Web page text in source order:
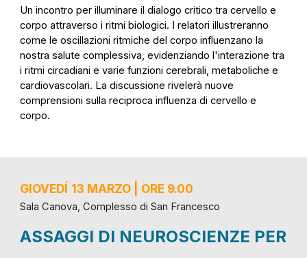
Un incontro per illuminare il dialogo critico tra cervello e
corpo attraverso i ritmi biologici. I relatori illustreranno
come le oscillazioni ritmiche del corpo influenzano la
nostra salute complessiva, evidenziando l'interazione tra
i ritmi circadiani e varie funzioni cerebrali, metaboliche e
cardiovascolari. La discussione rivelerà nuove
comprensioni sulla reciproca influenza di cervello e
corpo.
GIOVEDÍ 13 MARZO | ORE 9.00
Sala Canova, Complesso di San Francesco
ASSAGGI DI NEUROSCIENZE PER